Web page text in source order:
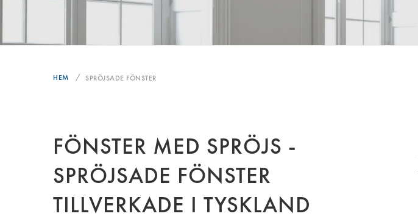
HEM SPRÖJSADE FÖNSTER
FÖNSTER MED SPRÖJS -
SPRÖJSADE FÖNSTER
TILLVERKADE I TYSKLAND